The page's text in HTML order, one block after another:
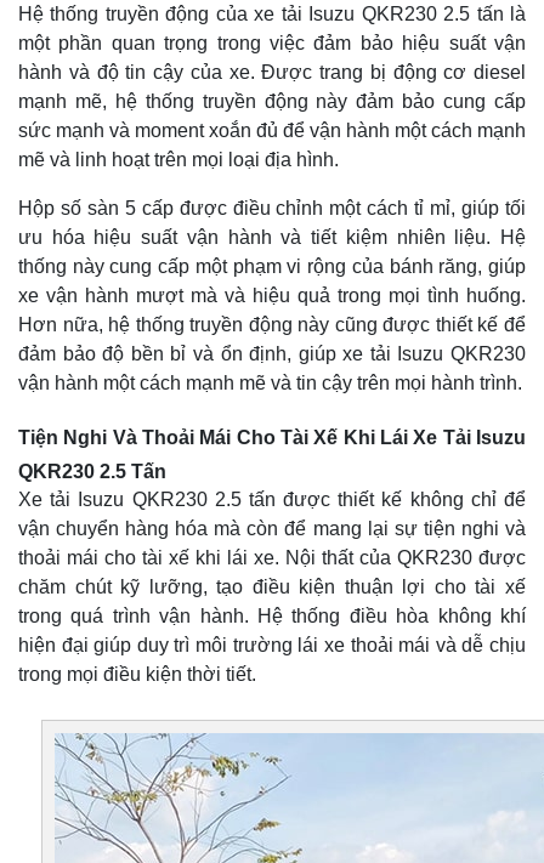
Hệ thống truyền động của xe tải Isuzu QKR230 2.5 tấn là
một phần quan trọng trong việc đảm bảo hiệu suất vận
hành và độ tin cậy của xe. Được trang bị động cơ diesel
mạnh mẽ, hệ thống truyền động này đảm bảo cung cấp
sức mạnh và moment xoắn đủ để vận hành một cách mạnh
mẽ và linh hoạt trên mọi loại địa hình.
Hộp số sàn 5 cấp được điều chỉnh một cách tỉ mỉ, giúp tối
ưu hóa hiệu suất vận hành và tiết kiệm nhiên liệu. Hệ
thống này cung cấp một phạm vi rộng của bánh răng, giúp
xe vận hành mượt mà và hiệu quả trong mọi tình huống.
Hơn nữa, hệ thống truyền động này cũng được thiết kế để
đảm bảo độ bền bỉ và ổn định, giúp xe tải Isuzu QKR230
vận hành một cách mạnh mẽ và tin cậy trên mọi hành trình.
Tiện Nghi Và Thoải Mái Cho Tài Xế Khi Lái Xe Tải Isuzu
QKR230 2.5 Tấn
Xe tải Isuzu QKR230 2.5 tấn được thiết kế không chỉ để
vận chuyển hàng hóa mà còn để mang lại sự tiện nghi và
thoải mái cho tài xế khi lái xe. Nội thất của QKR230 được
chăm chút kỹ lưỡng, tạo điều kiện thuận lợi cho tài xế
trong quá trình vận hành. Hệ thống điều hòa không khí
hiện đại giúp duy trì môi trường lái xe thoải mái và dễ chịu
trong mọi điều kiện thời tiết.